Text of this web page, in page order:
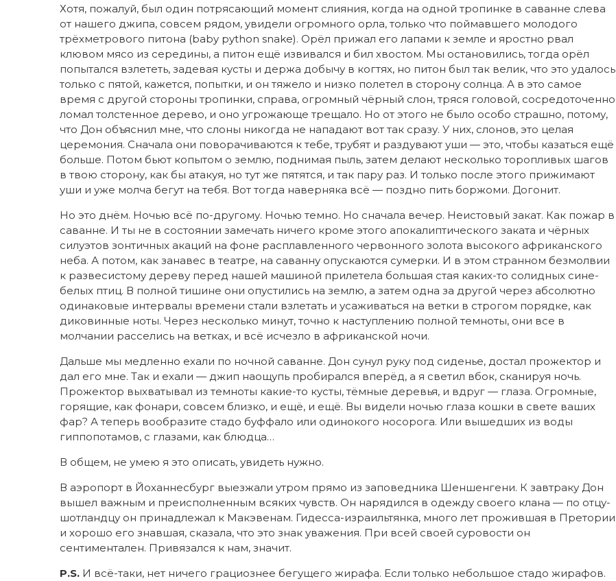
Хотя, пожалуй, был один потрясающий момент слияния, когда на одной тропинке в саванне слева
от нашего джипа, совсем рядом, увидели огромного орла, только что поймавшего молодого
трёхметрового питона (baby python snake). Орёл прижал его лапами к земле и яростно рвал
клювом мясо из середины, а питон ещё извивался и бил хвостом. Мы остановились, тогда орёл
попытался взлететь, задевая кусты и держа добычу в когтях, но питон был так велик, что это удалось
только с пятой, кажется, попытки, и он тяжело и низко полетел в сторону солнца. А в это самое
время с другой стороны тропинки, справа, огромный чёрный слон, тряся головой, сосредоточенно
ломал толстенное дерево, и оно угрожающе трещало. Но от этого не было особо страшно, потому,
что Дон объяснил мне, что слоны никогда не нападают вот так сразу. У них, слонов, это целая
церемония. Сначала они поворачиваются к тебе, трубят и раздувают уши — это, чтобы казаться ещё
больше. Потом бьют копытом о землю, поднимая пыль, затем делают несколько торопливых шагов
в твою сторону, как бы атакуя, но тут же пятятся, и так пару раз. И только после этого прижимают
уши и уже молча бегут на тебя. Вот тогда наверняка всё — поздно пить боржоми. Догонит.
Но это днём. Ночью всё по-другому. Ночью темно. Но сначала вечер. Неистовый закат. Как пожар в
саванне. И ты не в состоянии замечать ничего кроме этого апокалиптического заката и чёрных
силуэтов зонтичных акаций на фоне расплавленного червонного золота высокого африканского
неба. А потом, как занавес в театре, на саванну опускаются сумерки. И в этом странном безмолвии
к развесистому дереву перед нашей машиной прилетела большая стая каких-то солидных сине-
белых птиц. В полной тишине они опустились на землю, а затем одна за другой через абсолютно
одинаковые интервалы времени стали взлетать и усаживаться на ветки в строгом порядке, как
диковинные ноты. Через несколько минут, точно к наступлению полной темноты, они все в
молчании расселись на ветках, и всё исчезло в африканской ночи.
Дальше мы медленно ехали по ночной саванне. Дон сунул руку под сиденье, достал прожектор и
дал его мне. Так и ехали — джип наощупь пробирался вперёд, а я светил вбок, сканируя ночь.
Прожектор выхватывал из темноты какие-то кусты, тёмные деревья, и вдруг — глаза. Огромные,
горящие, как фонари, совсем близко, и ещё, и ещё. Вы видели ночью глаза кошки в свете ваших
фар? А теперь вообразите стадо буффало или одинокого носорога. Или вышедших из воды
гиппопотамов, с глазами, как блюдца…
В общем, не умею я это описать, увидеть нужно.
В аэропорт в Йоханнесбург выезжали утром прямо из заповедника Шеншенгени. К завтраку Дон
вышел важным и преисполненным всяких чувств. Он нарядился в одежду своего клана — по отцу-
шотландцу он принадлежал к Макэвенам. Гидесса-израильтянка, много лет прожившая в Претории
и хорошо его знавшая, сказала, что это знак уважения. При всей своей суровости он
сентиментален. Привязался к нам, значит.
P.S. И всё-таки, нет ничего грациознее бегущего жирафа. Если только небольшое стадо жирафов.